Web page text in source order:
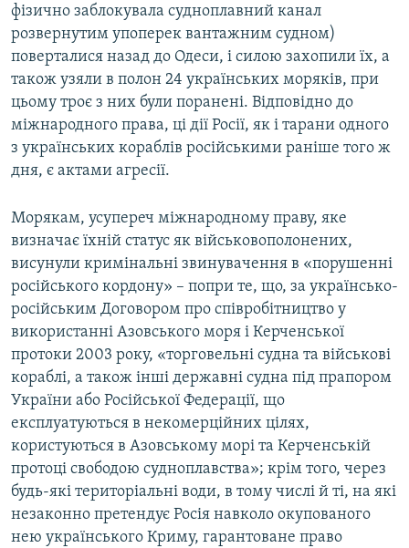
фізично заблокувала судноплавний канал
розвернутим упоперек вантажним судном)
поверталися назад до Одеси, і силою захопили їх, а
також узяли в полон 24 українських моряків, при
цьому троє з них були поранені. Відповідно до
міжнародного права, ці дії Росії, як і тарани одного
з українських кораблів російськими раніше того ж
дня, є актами агресії.
Морякам, усупереч міжнародному праву, яке
визначає їхній статус як військовополонених,
висунули кримінальні звинувачення в «порушенні
російського кордону» – попри те, що, за українсько-
російським Договором про співробітництво у
використанні Азовського моря і Керченської
протоки 2003 року, «торговельні судна та військові
кораблі, а також інші державні судна під прапором
України або Російської Федерації, що
експлуатуються в некомерційних цілях,
користуються в Азовському морі та Керченській
протоці свободою судноплавства»; крім того, через
будь-які територіальні води, в тому числі й ті, на які
незаконно претендує Росія навколо окупованого
нею українського Криму, гарантоване право